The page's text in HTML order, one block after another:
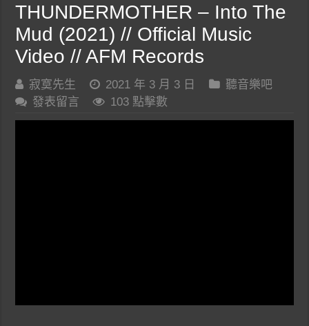
THUNDERMOTHER – Into The
Mud (2021) // Official Music
Video // AFM Records
寂寞先生 2021 年 3 月 3 日
聽音樂吧
發表留言
103 點擊數